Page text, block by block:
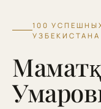
МА
100
УЗБЕКИСТАНА